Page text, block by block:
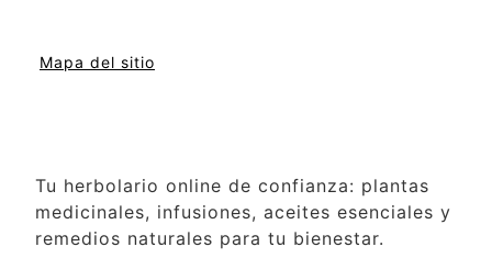
Mapa del sitio
Tu herbolario online de confianza: plantas
medicinales, infusiones, aceites esenciales y
remedios naturales para tu bienestar.